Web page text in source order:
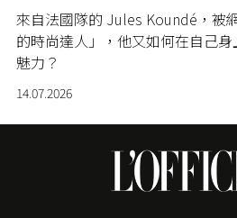
來自法國隊的 Jules Koundé，被
的時尚達人」，他又如何在自己
魅力？
14.07.2026